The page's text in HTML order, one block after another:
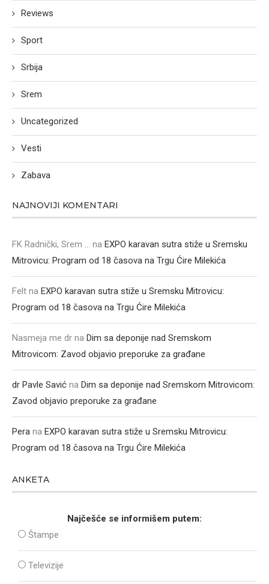
Reviews
Sport
Srbija
Srem
Uncategorized
Vesti
Zabava
NAJNOVIJI KOMENTARI
FK Radnički, Srem ... na EXPO karavan sutra stiže u Sremsku
Mitrovicu: Program od 18 časova na Trgu Ćire Milekića
Felt na EXPO karavan sutra stiže u Sremsku Mitrovicu:
Program od 18 časova na Trgu Ćire Milekića
Nasmeja me dr na Dim sa deponije nad Sremskom
Mitrovicom: Zavod objavio preporuke za građane
dr Pavle Savić na Dim sa deponije nad Sremskom Mitrovicom:
Zavod objavio preporuke za građane
Pera na EXPO karavan sutra stiže u Sremsku Mitrovicu:
Program od 18 časova na Trgu Ćire Milekića
ANKETA
Najčešće se informišem putem:
Štampe
Televizije